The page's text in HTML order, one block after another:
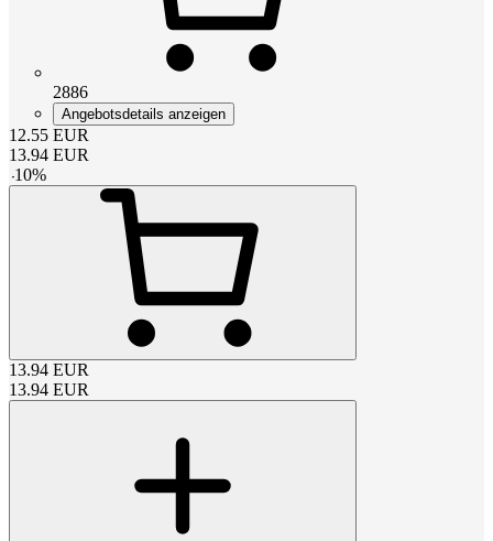
2886
Angebotsdetails anzeigen
12.55 EUR
13.94 EUR
-10%
13.94 EUR
13.94 EUR